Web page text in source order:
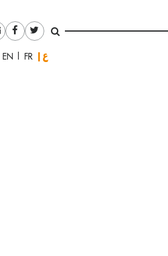
العربيةFrançais